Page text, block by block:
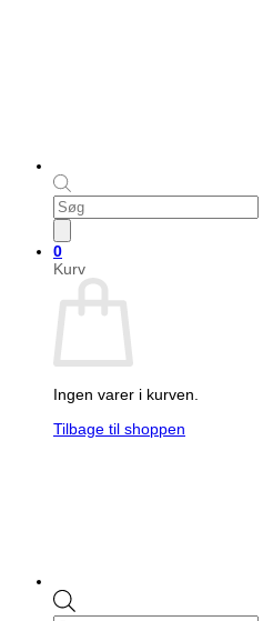
Products
search
0
Kurv
Ingen varer i kurven.
Tilbage til shoppen